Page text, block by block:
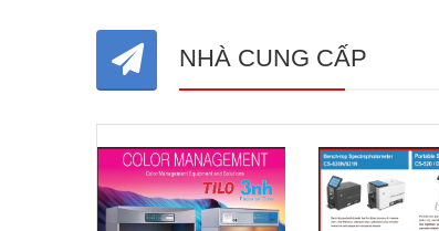
NHÀ CUNG CẤP